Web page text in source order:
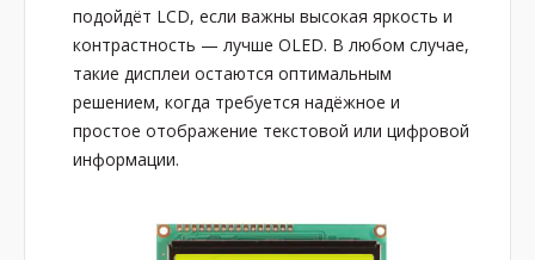
подойдёт LCD, если важны высокая яркость и
контрастность — лучше OLED. В любом случае,
такие дисплеи остаются оптимальным
решением, когда требуется надёжное и
простое отображение текстовой или цифровой
информации.